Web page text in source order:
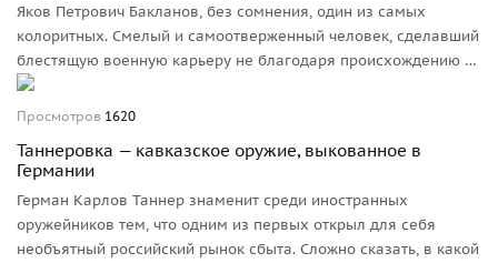
Яков Петрович Бакланов, без сомнения, один из самых
колоритных. Смелый и самоотверженный человек, сделавший
блестящую военную карьеру не благодаря происхождению и
связям, а исключительно благодаря выдающимся личным
качествам.
Просмотров 1620
Таннеровка — кавказское оружие, выкованное в
Германии
Герман Карлов Таннер знаменит среди иностранных
оружейников тем, что одним из первых открыл для себя
необъятный российский рынок сбыта. Сложно сказать, в какой